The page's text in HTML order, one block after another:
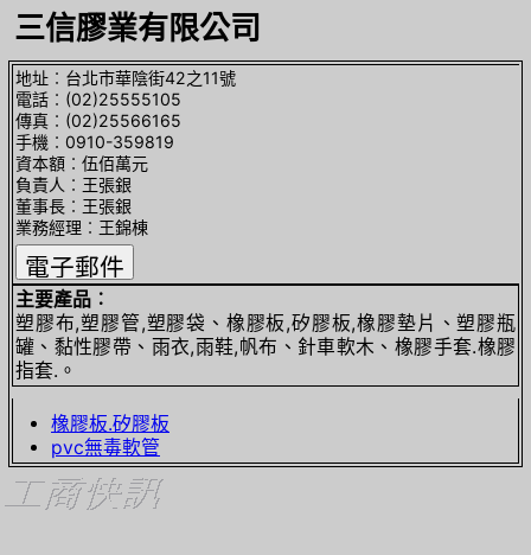
三信膠業有限公司
地址︰台北市華陰街42之11號
電話︰(02)25555105
傳真︰(02)25566165
手機︰0910-359819
資本額︰伍佰萬元
負責人︰王張銀
董事長︰王張銀
業務經理︰王錦棟
主要產品︰
塑膠布,塑膠管,塑膠袋、橡膠板,矽膠板,橡膠墊片、塑膠瓶
罐、黏性膠帶、雨衣,雨鞋,帆布、針車軟木、橡膠手套.橡膠
指套.。
橡膠板.矽膠板
pvc無毒軟管